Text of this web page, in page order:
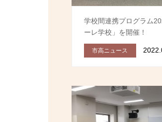
学校間連携プログラム
ーレ学校」を開催！
市高ニュース